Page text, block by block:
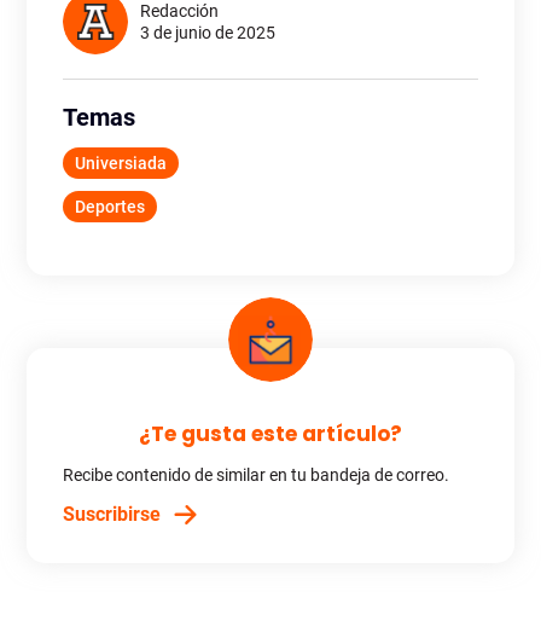
Redacción
3 de junio de 2025
Temas
Universiada
Deportes
¿Te gusta este artículo?
Recibe contenido de similar en tu bandeja de correo.
Suscribirse